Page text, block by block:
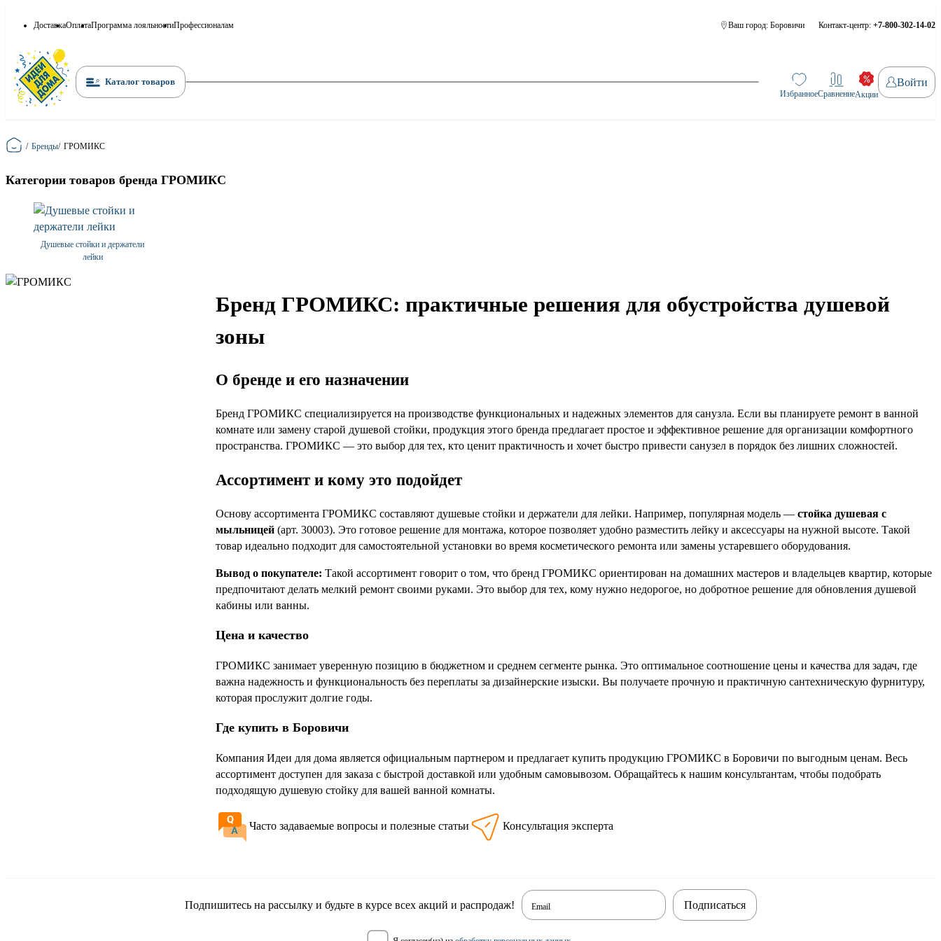
ДоставкаОплатаПрограмма лояльностиПрофессионалам Ваш город: Боровичи Контакт-центр: +7-800-302-14-02
Каталог товаров
ИзбранноеСравнениеАкции
Войти
Главная
/ Бренды/ ГРОМИКС
Категории товаров бренда ГРОМИКС
Душевые стойки и держатели
лейки
Бренд ГРОМИКС: практичные решения для обустройства душевой
зоны
О бренде и его назначении
Бренд ГРОМИКС специализируется на производстве функциональных и надежных элементов для санузла. Если вы планируете ремонт в ванной
комнате или замену старой душевой стойки, продукция этого бренда предлагает простое и эффективное решение для организации комфортного
пространства. ГРОМИКС — это выбор для тех, кто ценит практичность и хочет быстро привести санузел в порядок без лишних сложностей.
Ассортимент и кому это подойдет
Основу ассортимента ГРОМИКС составляют душевые стойки и держатели для лейки. Например, популярная модель — стойка душевая с
мыльницей (арт. 30003). Это готовое решение для монтажа, которое позволяет удобно разместить лейку и аксессуары на нужной высоте. Такой
товар идеально подходит для самостоятельной установки во время косметического ремонта или замены устаревшего оборудования.
Вывод о покупателе: Такой ассортимент говорит о том, что бренд ГРОМИКС ориентирован на домашних мастеров и владельцев квартир, которые
предпочитают делать мелкий ремонт своими руками. Это выбор для тех, кому нужно недорогое, но добротное решение для обновления душевой
кабины или ванны.
Цена и качество
ГРОМИКС занимает уверенную позицию в бюджетном и среднем сегменте рынка. Это оптимальное соотношение цены и качества для задач, где
важна надежность и функциональность без переплаты за дизайнерские изыски. Вы получаете прочную и практичную сантехническую фурнитуру,
которая прослужит долгие годы.
Где купить в Боровичи
Компания Идеи для дома является официальным партнером и предлагает купить продукцию ГРОМИКС в Боровичи по выгодным ценам. Весь
ассортимент доступен для заказа с быстрой доставкой или удобным самовывозом. Обращайтесь к нашим консультантам, чтобы подобрать
подходящую душевую стойку для вашей ванной комнаты.
Часто задаваемые вопросы и полезные статьи Консультация эксперта
Подпишитесь на рассылку и будьте в курсе всех акций и распродаж! Email Подписаться